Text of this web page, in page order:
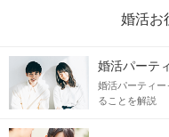
婚活お
婚活パーテ
婚活パーティ
ることを解説